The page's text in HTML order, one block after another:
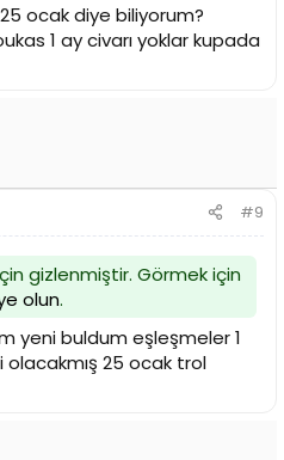
ocak diye biliyorum?
1 ay civarı yoklar kupada
#9
gizlenmiştir. Görmek için
olun.
yeni buldum eşleşmeler 1
25 ocak trol